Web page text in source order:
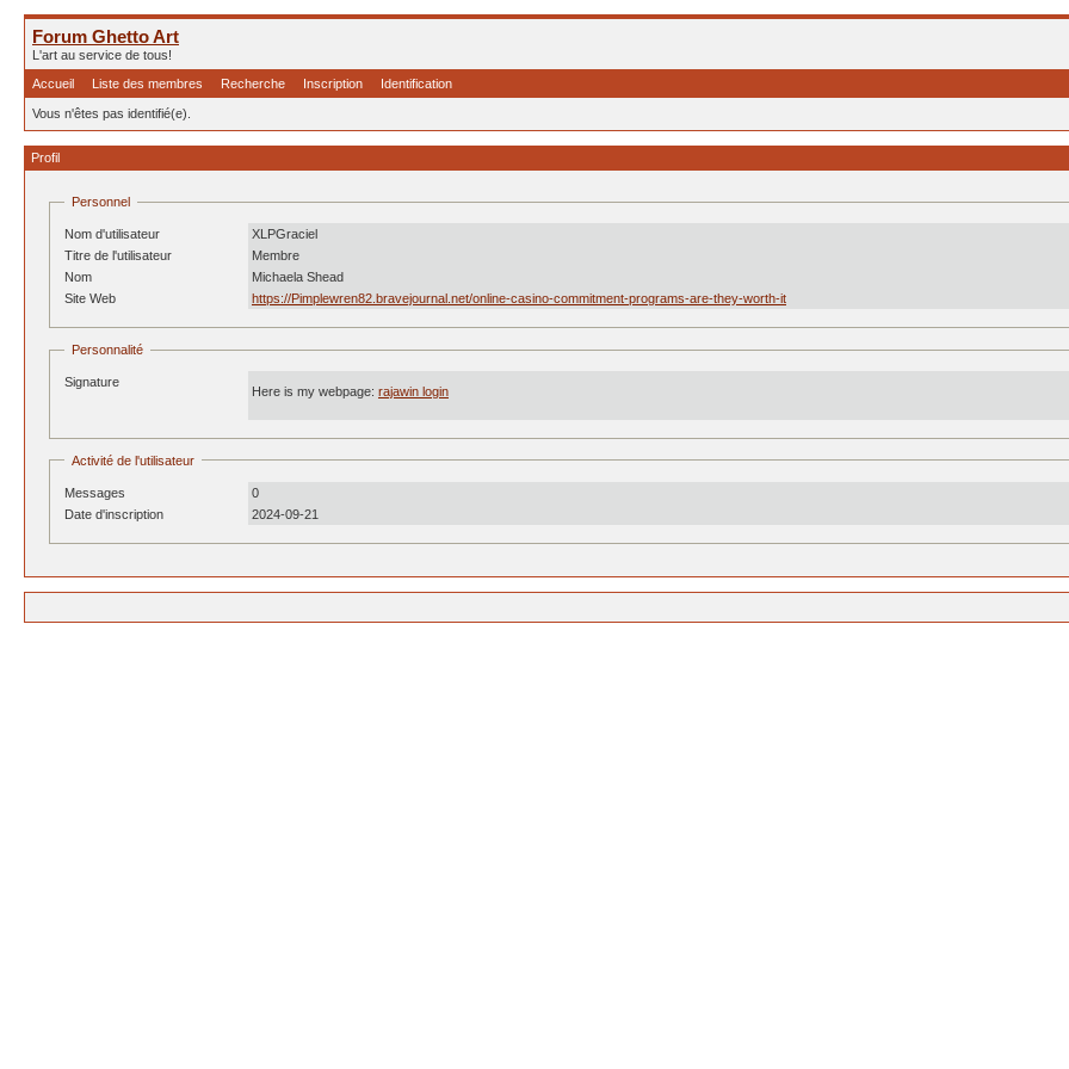
Forum Ghetto Art
L'art au service de tous!
Accueil
Liste des membres Recherche Inscription Identification
Vous n'êtes pas identifié(e).
Profil
Personnel
Nom d'utilisateur
XLPGraciel
Titre de l'utilisateur
Membre
Nom
Michaela Shead
Site Web
https://Pimplewren82.bravejournal.net/online-casino-commitment-programs-are-they-worth-it
Personnalité
Signature
Here is my webpage: rajawin login
Activité de l'utilisateur
Messages
0
Date d'inscription
2024-09-21